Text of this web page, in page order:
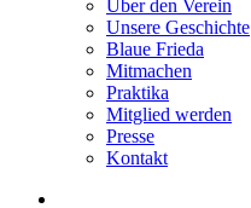
Über den Verein
Unsere Geschichte
Blaue Frieda
Mitmachen
Praktika
Mitglied werden
Presse
Kontakt